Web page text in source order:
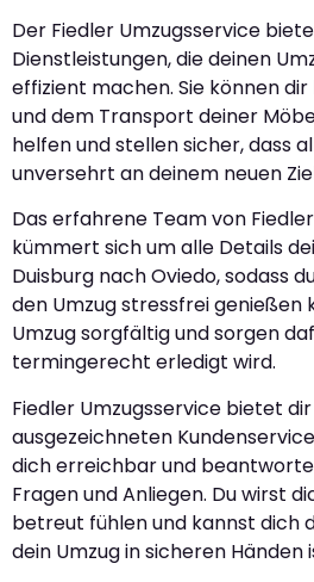
Der Fiedler Umzugsservice
Dienstleistungen, die deinen
effizient machen. Sie können
und dem Transport deiner
helfen und stellen sicher, dass
unversehrt an deinem neuen
Das erfahrene Team von
kümmert sich um alle Details
Duisburg nach Oviedo, sodass
den Umzug stressfrei genießen
Umzug sorgfältig und sorgen
termingerecht erledigt wird.
Fiedler Umzugsservice bietet
ausgezeichneten
dich erreichbar und
Fragen und Anliegen. Du wirst
betreut fühlen und kannst dich
dein Umzug in sicheren Händen